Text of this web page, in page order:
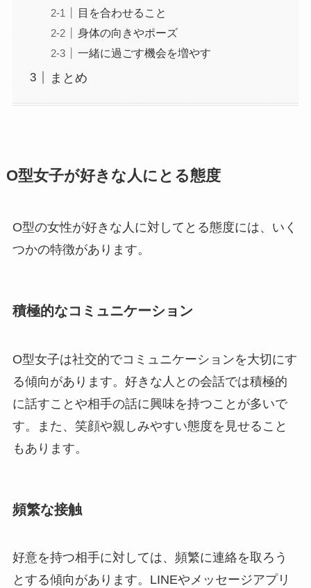
目を合わせること
身体の向きやポーズ
一緒に過ごす機会を増やす
まとめ
O型女子が好きな人にとる態度
O型の女性が好きな人に対してとる態度には、いく
つかの特徴があります。
積極的なコミュニケーション
O型女子は社交的でコミュニケーションを大切にす
る傾向があります。好きな人との会話では積極的
に話すことや相手の話に興味を持つことが多いで
す。また、笑顔や親しみやすい態度を見せること
もあります。
頻繁な接触
好意を持つ相手に対しては、頻繁に連絡を取ろう
とする傾向があります。LINEやメッセージアプリ